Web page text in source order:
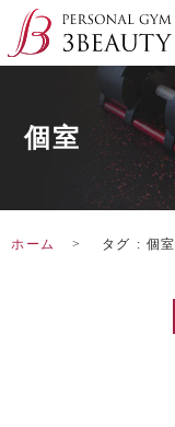
個室
ホーム タグ : 個室